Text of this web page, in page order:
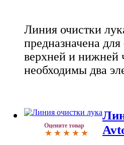
Линия очистки
предназначена
верхней и нижней
необходимы два
Оцените товар